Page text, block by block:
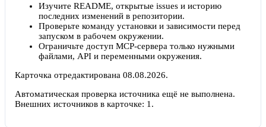
Изучите README, открытые issues и историю
последних изменений в репозитории.
Проверьте команду установки и зависимости перед
запуском в рабочем окружении.
Ограничьте доступ MCP-сервера только нужными
файлами, API и переменными окружения.
Карточка отредактирована 08.08.2026.
Автоматическая проверка источника ещё не выполнена.
Внешних источников в карточке: 1 .